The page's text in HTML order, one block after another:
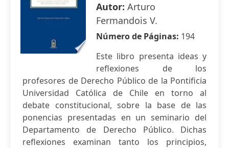
Autor: Arturo
Fermandois V.
Número de Páginas: 194
Este libro presenta ideas y
reflexiones de los
profesores de Derecho Público de la Pontificia
Universidad Católica de Chile en torno al
debate constitucional, sobre la base de las
ponencias presentadas en un seminario del
Departamento de Derecho Público. Dichas
reflexiones examinan tanto los principios,